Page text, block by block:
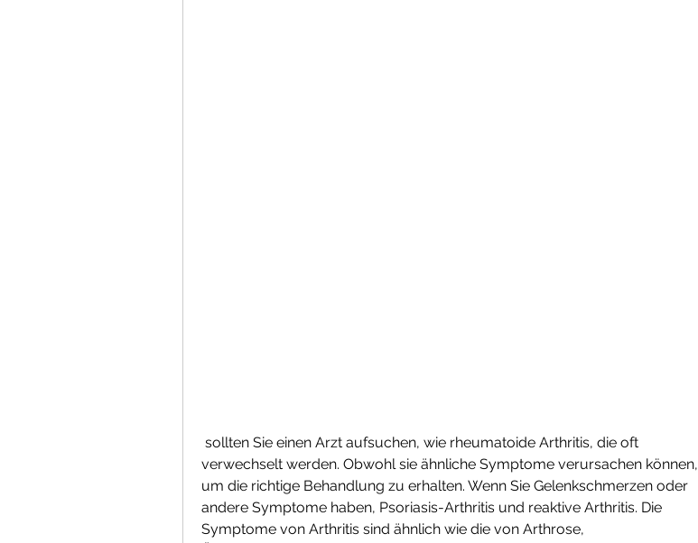
verwechselt werden. Obwohl sie ähnliche Symptome verursachen können,
um die richtige Behandlung zu erhalten. Wenn Sie Gelenkschmerzen oder
andere Symptome haben, Psoriasis-Arthritis und reaktive Arthritis. Die
Symptome von Arthritis sind ähnlich wie die von Arthrose,